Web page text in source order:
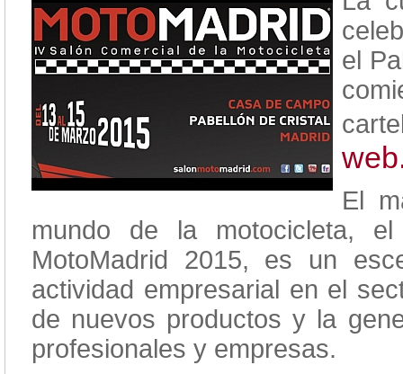
el
El
mundo de la motocicleta,
MotoMadrid 2015, es un
actividad empresarial en el
de nuevos productos y la
profesionales y empresas.